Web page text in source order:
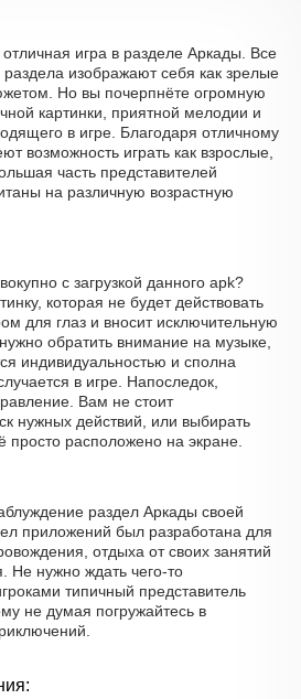
игра в разделе Аркады. Все
раздела изображают себя как зрелые
Но вы почерпнёте огромную
картинки, приятной мелодии и
в игре. Благодаря отличному
возможность играть как взрослые,
часть представителей
на различную возрастную
с загрузкой данного apk?
которая не будет действовать
для глаз и вносит исключительную
обратить внимание на музыке,
индивидуальностью и сполна
в игре. Напоследок,
Вам не стоит
нужных действий, или выбирать
просто расположено на экране.
раздел Аркады своей
приложений был разработана для
отдыха от своих занятий
Не нужно ждать чего-то
типичный представитель
не думая погружайтесь в